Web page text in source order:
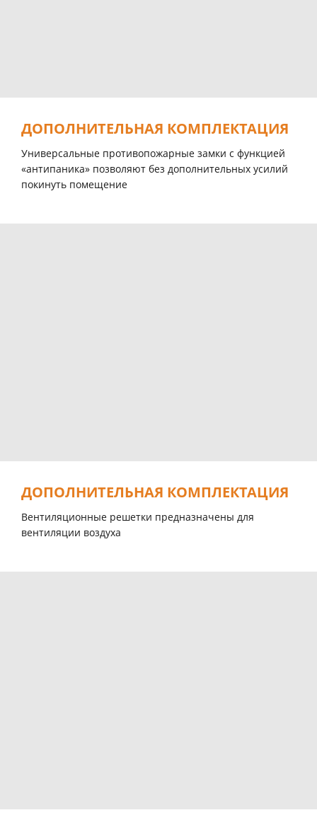
ДОПОЛНИТЕЛЬНАЯ КОМПЛЕКТАЦИЯ
Универсальные противопожарные замки с функцией
«антипаника» позволяют без дополнительных усилий
покинуть помещение
ДОПОЛНИТЕЛЬНАЯ КОМПЛЕКТАЦИЯ
Вентиляционные решетки предназначены для
вентиляции воздуха